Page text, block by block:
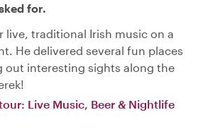
for.
live, traditional Irish music on a
He delivered several fun places
out interesting sights along the
Live Music, Beer & Nightlife